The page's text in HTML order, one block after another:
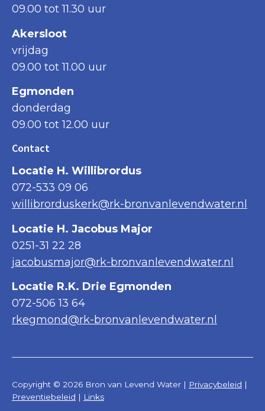
09.00 tot 11.30 uur
Akersloot
vrijdag
09.00 tot 11.00 uur
Egmonden
donderdag
09.00 tot 12.00 uur
Contact
Locatie H. Willibrordus
072-533 09 06
willibrorduskerk@rk-bronvanlevendwater.nl
Locatie H. Jacobus Major
0251-31 22 28
jacobusmajor@rk-bronvanlevendwater.nl
Locatie R.K. Drie Egmonden
072-506 13 64
rkegmond@rk-bronvanlevendwater.nl
Copyright © 2026 Bron van Levend Water | Privacybeleid |
Preventiebeleid | Links